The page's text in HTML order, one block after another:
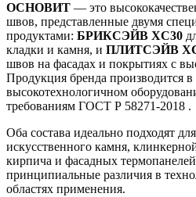
ОСНОВИТ — это
швов, представленные двумя
продуктами: БРИКСЭЙВ XC30
кладки и камня, и ПЛИТСЭЙВ
швов на фасадах и покрытиях с
Продукция бренда производится
высокотехнологичном
требованиям ГОСТ Р 58271-2018 .
Оба состава идеально подходят
искусственного камня,
кирпича и фасадных
принципиальные различия в
областях применения.